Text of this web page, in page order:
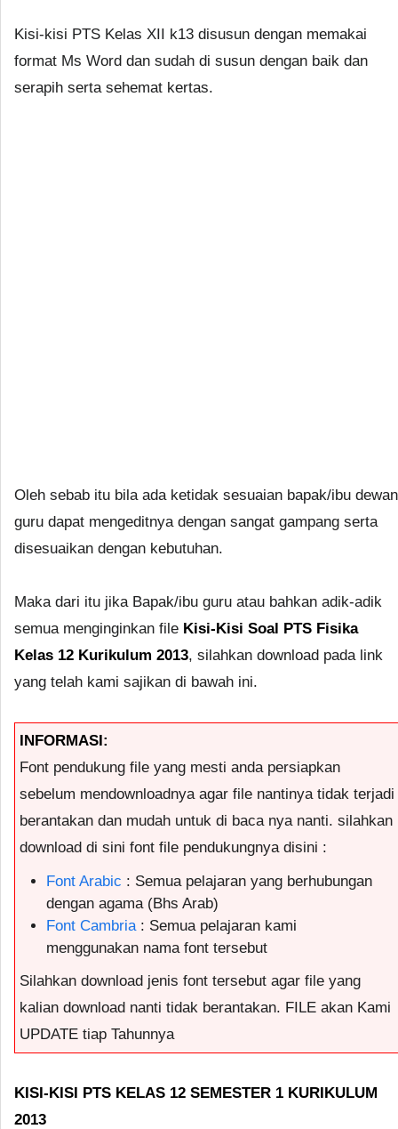
Kisi-kisi PTS Kelas XII k13 disusun dengan memakai
format Ms Word dan sudah di susun dengan baik dan
serapih serta sehemat kertas.
Oleh sebab itu bila ada ketidak sesuaian bapak/ibu dewan
guru dapat mengeditnya dengan sangat gampang serta
disesuaikan dengan kebutuhan.
Maka dari itu jika Bapak/ibu guru atau bahkan adik-adik
semua menginginkan file Kisi-Kisi Soal PTS Fisika
Kelas 12 Kurikulum 2013, silahkan download pada link
yang telah kami sajikan di bawah ini.
INFORMASI:
Font pendukung file yang mesti anda persiapkan
sebelum mendownloadnya agar file nantinya tidak terjadi
berantakan dan mudah untuk di baca nya nanti. silahkan
download di sini font file pendukungnya disini :
Font Arabic : Semua pelajaran yang berhubungan
dengan agama (Bhs Arab)
Font Cambria : Semua pelajaran kami
menggunakan nama font tersebut
Silahkan download jenis font tersebut agar file yang
kalian download nanti tidak berantakan. FILE akan Kami
UPDATE tiap Tahunnya
KISI-KISI PTS KELAS 12 SEMESTER 1 KURIKULUM
2013